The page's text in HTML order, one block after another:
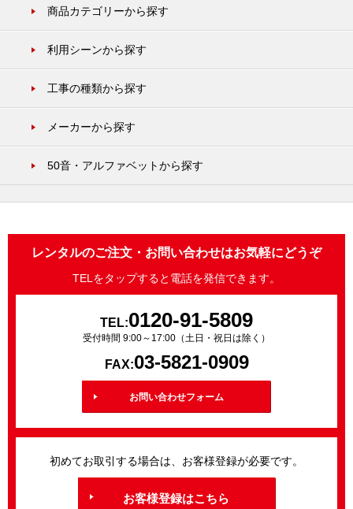
商品カテゴリーから探す
利用シーンから探す
工事の種類から探す
メーカーから探す
50音・アルファベットから探す
レンタルのご注文・お問い合わせはお気軽にどうぞ
TELをタップすると電話を発信できます。
TEL:0120-91-5809
受付時間 9:00～17:00（土日・祝日は除く）
FAX:03-5821-0909
お問い合わせフォーム
初めてお取引する場合は、お客様登録が必要です。
お客様登録はこちら